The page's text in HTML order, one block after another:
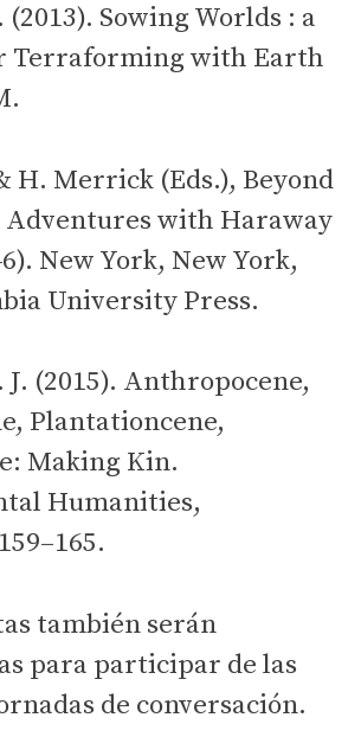
Sowing Worlds : a
Terraforming with Earth
H. Merrick (Eds.), Beyond
Adventures with Haraway
New York, New York,
University Press.
J. (2015). Anthropocene,
Plantationcene,
Making Kin.
Humanities,
también serán
para participar de las
de conversación.